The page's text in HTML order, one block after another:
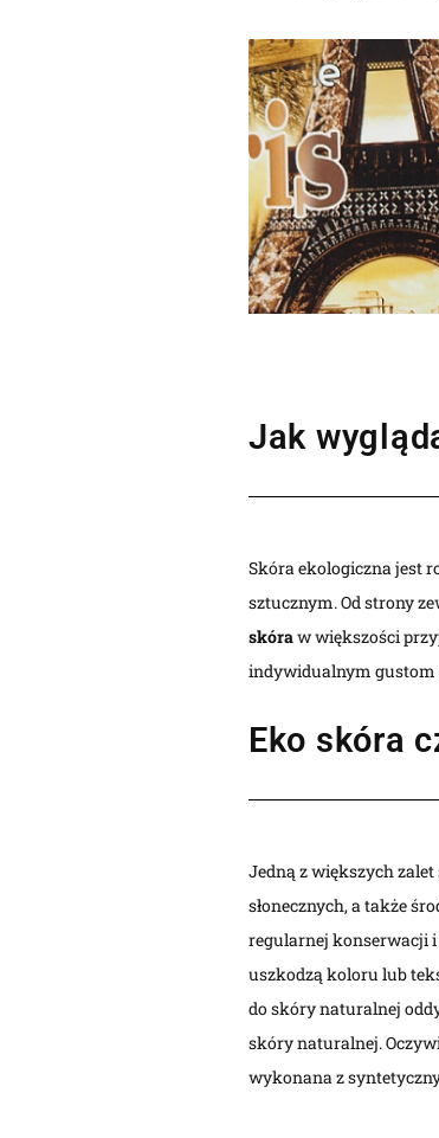
Jak
Skóra ekologiczna jest
sztucznym. Od strony
skóraw większości
indywidualnym gustom
Eko skóra
Jedną z większych
słonecznych, a także
regularnej konserwacji i
uszkodzą koloru lub
do skóry naturalnej
skóry naturalnej.
wykonana z